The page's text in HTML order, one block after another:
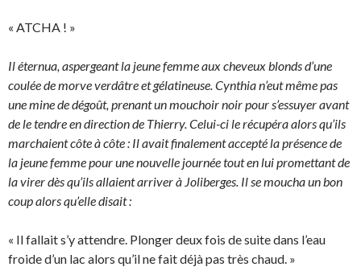
« ATCHA ! »
Il éternua, aspergeant la jeune femme aux cheveux blonds d’une
coulée de morve verdâtre et gélatineuse. Cynthia n’eut même pas
une mine de dégoût, prenant un mouchoir noir pour s’essuyer avant
de le tendre en direction de Thierry. Celui-ci le récupéra alors qu’ils
marchaient côte à côte : Il avait finalement accepté la présence de
la jeune femme pour une nouvelle journée tout en lui promettant de
la virer dès qu’ils allaient arriver à Joliberges. Il se moucha un bon
coup alors qu’elle disait :
« Il fallait s’y attendre. Plonger deux fois de suite dans l’eau
froide d’un lac alors qu’il ne fait déjà pas très chaud. »